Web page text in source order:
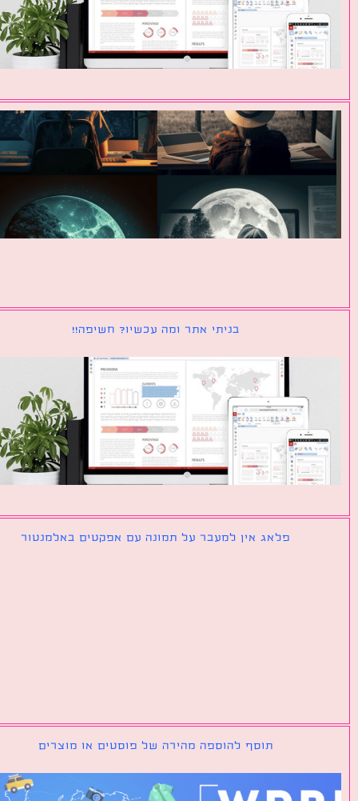
בניתי אתר ומה עכשיו? חשיפה!!
פלאג אין למעבר על תמונה עם אפקטים באלמנטור
תוסף להוספה מהירה של פוסטים או מוצרים